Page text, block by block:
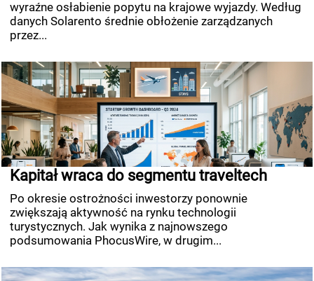
wyraźne osłabienie popytu na krajowe wyjazdy. Według
danych Solarento średnie obłożenie zarządzanych
przez...
Kapitał wraca do segmentu traveltech
Po okresie ostrożności inwestorzy ponownie
zwiększają aktywność na rynku technologii
turystycznych. Jak wynika z najnowszego
podsumowania PhocusWire, w drugim...